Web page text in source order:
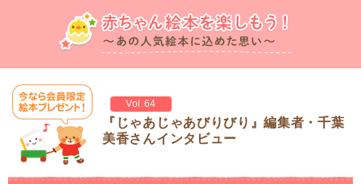
Vol.64
『じゃあじゃあびりびり』編集者・千葉
美香さんインタビュー